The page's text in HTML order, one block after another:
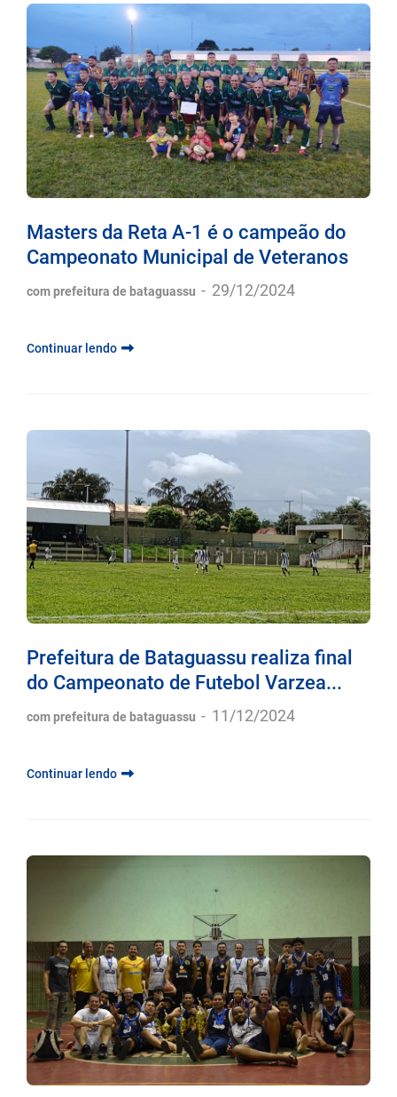
Masters da Reta A-1 é o campeão do
Campeonato Municipal de Veteranos
com prefeitura de bataguassu - 29/12/2024
Continuar lendo
Prefeitura de Bataguassu realiza final
do Campeonato de Futebol Varzea...
com prefeitura de bataguassu - 11/12/2024
Continuar lendo